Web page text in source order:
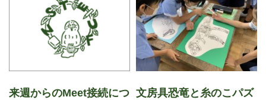
来週からのMeet接続につ 文房具恐竜と糸のこパズ